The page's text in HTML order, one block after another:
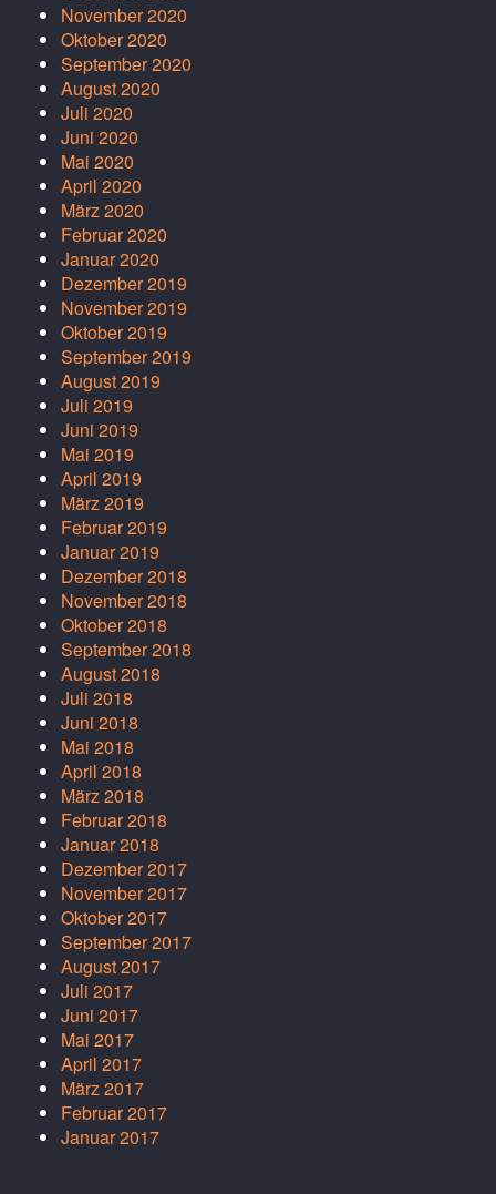
November 2020
Oktober 2020
September 2020
August 2020
Juli 2020
Juni 2020
Mai 2020
April 2020
März 2020
Februar 2020
Januar 2020
Dezember 2019
November 2019
Oktober 2019
September 2019
August 2019
Juli 2019
Juni 2019
Mai 2019
April 2019
März 2019
Februar 2019
Januar 2019
Dezember 2018
November 2018
Oktober 2018
September 2018
August 2018
Juli 2018
Juni 2018
Mai 2018
April 2018
März 2018
Februar 2018
Januar 2018
Dezember 2017
November 2017
Oktober 2017
September 2017
August 2017
Juli 2017
Juni 2017
Mai 2017
April 2017
März 2017
Februar 2017
Januar 2017